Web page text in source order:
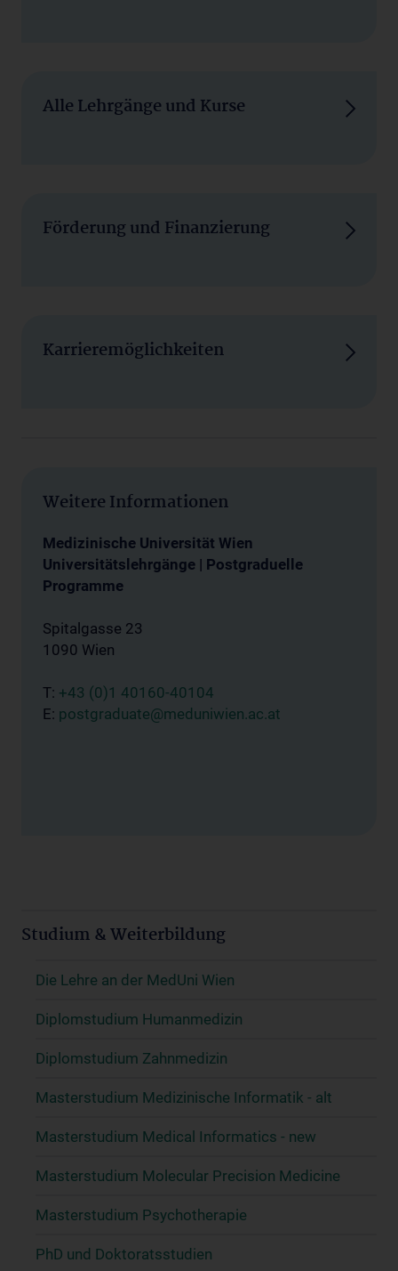
Alle Lehrgänge und Kurse
Förderung und Finanzierung
Karrieremöglichkeiten
Weitere Informationen
Medizinische Universität Wien
Universitätslehrgänge | Postgraduelle
Programme
Spitalgasse 23
1090 Wien
T: +43 (0)1 40160-40104
E: postgraduate@meduniwien.ac.at
Studium & Weiterbildung
Die Lehre an der MedUni Wien
Diplomstudium Humanmedizin
Diplomstudium Zahnmedizin
Masterstudium Medizinische Informatik - alt
Masterstudium Medical Informatics - new
Masterstudium Molecular Precision Medicine
Masterstudium Psychotherapie
PhD und Doktoratsstudien